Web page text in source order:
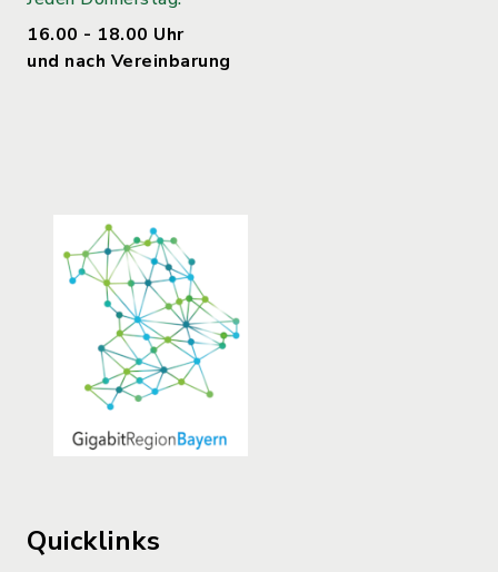
16.00 - 18.00 Uhr
und nach Vereinbarung
Quicklinks